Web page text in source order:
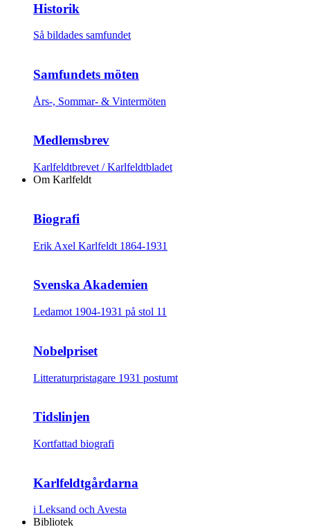
Historik
Så bildades samfundet
Samfundets möten
Års-, Sommar- & Vintermöten
Medlemsbrev
Karlfeldtbrevet / Karlfeldtbladet
Om Karlfeldt
Biografi
Erik Axel Karlfeldt 1864-1931
Svenska Akademien
Ledamot 1904-1931 på stol 11
Nobelpriset
Litteraturpristagare 1931 postumt
Tidslinjen
Kortfattad biografi
Karlfeldtgårdarna
i Leksand och Avesta
Bibliotek